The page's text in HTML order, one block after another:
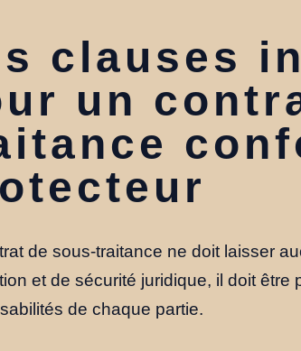
clauses
un
de sous-traitance ne doit laisser
et de sécurité juridique, il doit être
de chaque partie.